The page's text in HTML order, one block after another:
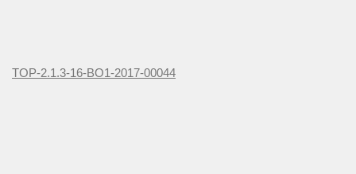
TOP-2.1.3-16-BO1-2017-00044